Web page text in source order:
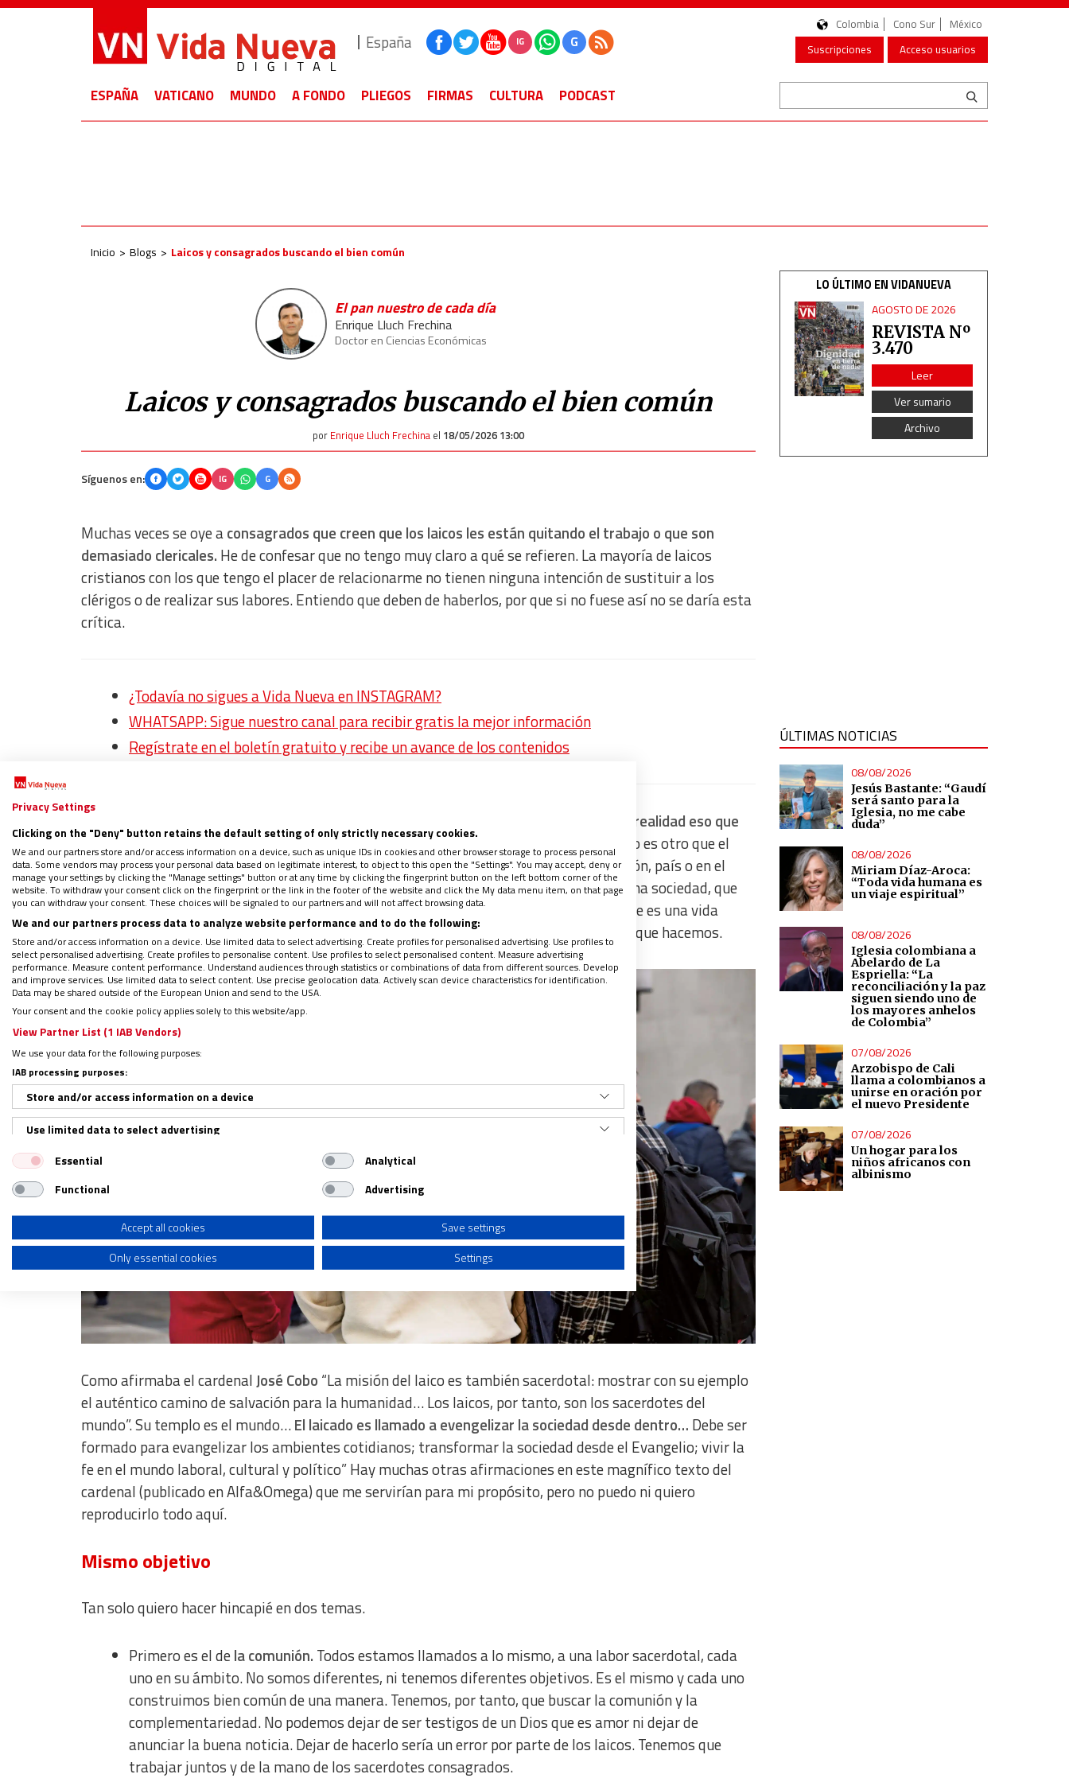
España IG G
Colombia Cono Sur
México
Suscripciones
Acceso usuarios
ESPAÑA VATICANO MUNDO A FONDO PLIEGOS FIRMAS CULTURA PODCAST
Inicio Blogs Laicos y consagrados buscando el bien común
El pan nuestro de cada día
Enrique Lluch Frechina
Doctor en Ciencias Económicas
Laicos y consagrados buscando el bien común
por Enrique Lluch Frechinael 18/05/2026 13:00
Síguenos en: IG G
Muchas veces se oye aconsagrados que creen que los laicos les están quitando el trabajo o que son
demasiado clericales. He de confesar que no tengo muy claro a qué se refieren. La mayoría de laicos
cristianos con los que tengo el placer de relacionarme no tienen ninguna intención de sustituir a los
clérigos o de realizar sus labores. Entiendo que deben de haberlos, por que si no fuese así no se daría esta
crítica.
¿Todavía no sigues a Vida Nueva en INSTAGRAM?
WHATSAPP: Sigue nuestro canal para recibir gratis la mejor información
Regístrate en el boletín gratuito y recibe un avance de los contenidos
la misión de construir bien común, en hacer realidad eso que
rezamos en el padrenuestro: “Venga a nosotros tu reino”.Lograr ese bien común que no es otro que el
Reinado de Dios y por tanto del amor en cualquier comunidad, institución, familia, región, país o en el
mundo entero es nuestra misión común. Estamos llamados a construir una realidad, una sociedad, que
nos permita a todos ser más y mejor personas, que nos facilite a todos la vida plena que es una vida
desde, con, por y para los demás, que es una vida en la que el amor da sentido a todo lo que hacemos.
Como afirmaba el cardenalJosé Cobo “La misión del laico es también sacerdotal: mostrar con su ejemplo
el auténtico camino de salvación para la humanidad… Los laicos, por tanto, son los sacerdotes del
mundo”. Su templo es el mundo…El laicado es llamado a evengelizar la sociedad desde dentro… Debe ser
formado para evangelizar los ambientes cotidianos; transformar la sociedad desde el Evangelio; vivir la
fe en el mundo laboral, cultural y político” Hay muchas otras afirmaciones en este magnífico texto del
cardenal (publicado en Alfa&Omega) que me servirían para mi propósito, pero no puedo ni quiero
reproducirlo todo aquí.
Mismo objetivo
Tan solo quiero hacer hincapié en dos temas.
Primero es el dela comunión. Todos estamos llamados a lo mismo, a una labor sacerdotal, cada
uno en su ámbito. No somos diferentes, ni tenemos diferentes objetivos. Es el mismo y cada uno
construimos bien común de una manera. Tenemos, por tanto, que buscar la comunión y la
complementariedad. No podemos dejar de ser testigos de un Dios que es amor ni dejar de
anunciar la buena noticia. Dejar de hacerlo sería un error por parte de los laicos. Tenemos que
trabajar juntos y de la mano de los sacerdotes consagrados.
LO ÚLTIMO EN VIDANUEVA
AGOSTO DE 2026
REVISTA Nº
3.470
Leer
Ver sumario
Archivo
ÚLTIMAS NOTICIAS
08/08/2026
Jesús Bastante: “Gaudí
será santo para la
Iglesia, no me cabe
duda”
08/08/2026
Miriam Díaz-Aroca:
“Toda vida humana es
un viaje espiritual”
08/08/2026
Iglesia colombiana a
Abelardo de La
Espriella: “La
reconciliación y la paz
siguen siendo uno de
los mayores anhelos
de Colombia”
07/08/2026
Arzobispo de Cali
llama a colombianos a
unirse en oración por
el nuevo Presidente
07/08/2026
Un hogar para los
niños africanos con
albinismo
Privacy Settings
Clicking on the "Deny" button retains the default setting of only strictly necessary cookies.
We and our partners store and/or access information on a device, such as unique IDs in cookies and other browser storage to process personal
data. Some vendors may process your personal data based on legitimate interest, to object to this open the "Settings". You may accept, deny or
manage your settings by clicking the "Manage settings" button or at any time by clicking the fingerprint button on the left bottom corner of the
website. To withdraw your consent click on the fingerprint or the link in the footer of the website and click the My data menu item, on that page
you can withdraw your consent. These choices will be signaled to our partners and will not affect browsing data.
We and our partners process data to analyze website performance and to do the following:
Store and/or access information on a device. Use limited data to select advertising. Create profiles for personalised advertising. Use profiles to
select personalised advertising. Create profiles to personalise content. Use profiles to select personalised content. Measure advertising
performance. Measure content performance. Understand audiences through statistics or combinations of data from different sources. Develop
and improve services. Use limited data to select content. Use precise geolocation data. Actively scan device characteristics for identification.
Data may be shared outside of the European Union and send to the USA.
Your consent and the cookie policy applies solely to this website/app.
View Partner List (1 IAB Vendors)
We use your data for the following purposes:
IAB processing purposes:
Store and/or access information on a device
Use limited data to select advertising
Create profiles for personalised advertising
Use profiles to select personalised advertising
Create profiles to personalise content
Use profiles to select personalised content
Measure advertising performance
Measure content performance
Develop and improve services
Use limited data to select content
IAB Special Features:
Use precise geolocation data
Identify devices based on information actively requested
Essential
Analytical
Functional
Advertising
Accept all cookies
Save settings
Only essential cookies
Settings